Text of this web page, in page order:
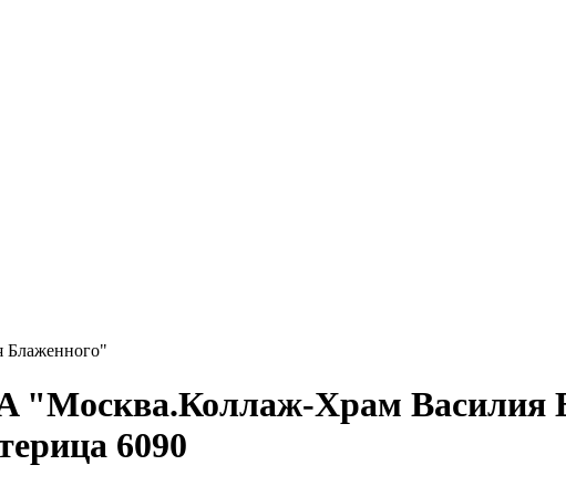
Блаженного"
"Москва.Коллаж-Храм Василия
6090